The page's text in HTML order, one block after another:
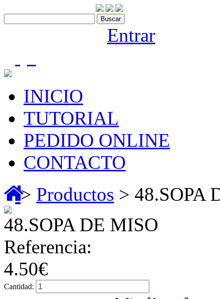
Entrar
INICIO
TUTORIAL
PEDIDO ONLINE
CONTACTO
> Productos > 48.SOPA
48.SOPA DE MISO
Referencia:
4.50€
Cantidad: